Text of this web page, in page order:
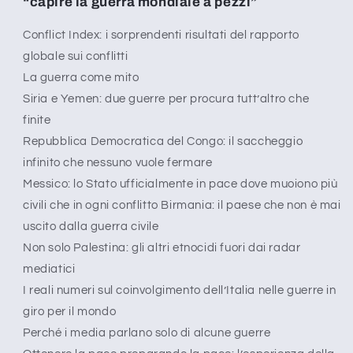
35
35
Conflict Index: i sorprendenti risultati del rapporto
globale sui conflitti
La guerra come mito
Siria e Yemen: due guerre per procura tutt’altro che
finite
Repubblica Democratica del Congo: il saccheggio
infinito che nessuno vuole fermare
Messico: lo Stato ufficialmente in pace dove muoiono più
civili che in ogni conflitto Birmania: il paese che non è mai
uscito dalla guerra civile
Non solo Palestina: gli altri etnocidi fuori dai radar
mediatici
I reali numeri sul coinvolgimento dell’Italia nelle guerre in
giro per il mondo
Perché i media parlano solo di alcune guerre